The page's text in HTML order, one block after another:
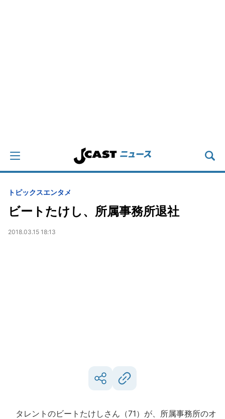
トピックスエンタメ
ビートたけし、所属事務所退社
2018.03.15 18:13
タレントのビートたけしさん（71）が、所属事務所のオ